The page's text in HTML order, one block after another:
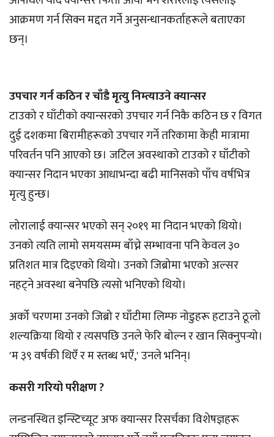
आक्रमण गर्न सिक्न मद्दत गर्ने अनुसन्धानकर्ताहरूले बताएका
छन्।
उपचार गर्न कठिन र चाँडै मृत्यु निम्त्याउने क्यान्सर
टाउको र घाँटीको क्यान्सरको उपचार गर्न निकै कठिन छ र विगत
दुई दशकमा बिरामीहरूको उपचार गर्ने तरिकामा केही मात्रामा
परिवर्तन पनि आएको छ। जटिल अवस्थाको टाउको र घाँटीको
क्यान्सर निदान भएका आधाभन्दा बढी मानिसको पाँच वर्षभित्र
मृत्यु हुन्छ।
लोरालाई क्यान्सर भएको सन् २०१९ मा निदान भएको थियो।
उनको त्यति लामो समयसम्म बाँच्ने सम्भावना पनि केवल ३०
प्रतिशत मात्र दिइएको थियो। उनको जिब्रोमा भएको अल्सर
नहट्ने अवस्था बनेपछि त्यसो भनिएको थियो।
अर्को चरणमा उनको जिब्रो र घाँटीमा लिम्फ नोडुहरू हटाउने ठूलो
शल्यक्रिया थियो र त्यसपछि उनले फेरि बोल्न र खान सिक्नुपर्‍यो।
'म ३९ वर्षकी थिएँ र म स्तब्ध भएँ,' उनले भनिन्।
कसरी गरियो परीक्षण ?
लन्डनस्थित इन्स्टिच्यूट अफ क्यान्सर रिसर्चका विशेषज्ञहरू